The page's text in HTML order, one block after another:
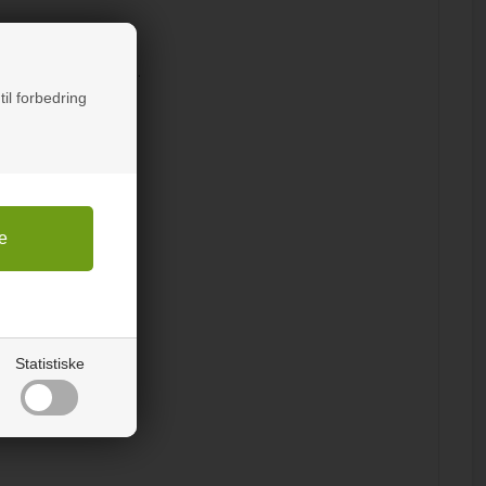
forbedring
Statistiske
en mikrofiberklud.
med.